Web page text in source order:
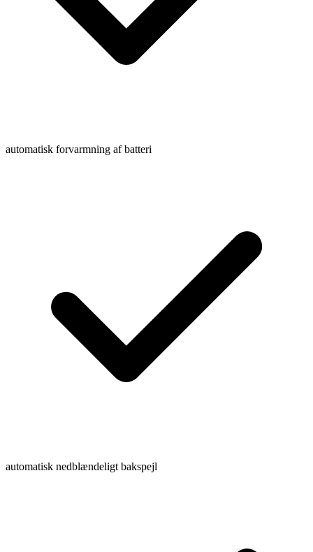
automatisk forvarmning af batteri
automatisk nedblændeligt bakspejl